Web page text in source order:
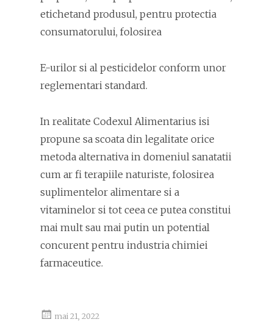
etichetand produsul, pentru protectia
consumatorului, folosirea
E-urilor si al pesticidelor conform unor
reglementari standard.
In realitate Codexul Alimentarius isi
propune sa scoata din legalitate orice
metoda alternativa in domeniul sanatatii
cum ar fi terapiile naturiste, folosirea
suplimentelor alimentare si a
vitaminelor si tot ceea ce putea constitui
mai mult sau mai putin un potential
concurent pentru industria chimiei
farmaceutice.
mai 21, 2022